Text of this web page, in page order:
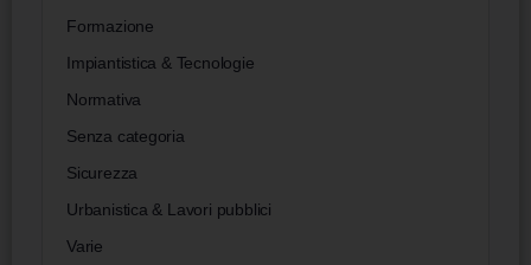
Formazione
Impiantistica & Tecnologie
Normativa
Senza categoria
Sicurezza
Urbanistica & Lavori pubblici
Varie